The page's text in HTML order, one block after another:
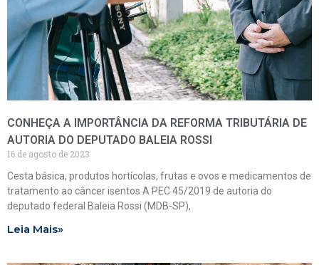
CONHEÇA A IMPORTÂNCIA DA REFORMA TRIBUTÁRIA DE
AUTORIA DO DEPUTADO BALEIA ROSSI
16 de agosto de 2023
Cesta básica, produtos hortícolas, frutas e ovos e medicamentos de
tratamento ao câncer isentos A PEC 45/2019 de autoria do
deputado federal Baleia Rossi (MDB-SP),
Leia Mais»